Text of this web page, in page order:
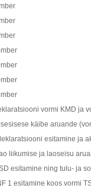
vormi KMD ja
käibe aruande
esitamine ja
liikumise ja laoseisu
esitamine ning tulu- ja
1 esitamine koos vormi